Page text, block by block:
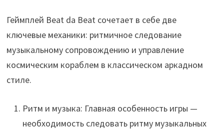
Геймплей Beat da Beat сочетает в себе две
ключевые механики: ритмичное следование
музыкальному сопровождению и управление
космическим кораблем в классическом аркадном
стиле.
Ритм и музыка: Главная особенность игры —
необходимость следовать ритму музыкальных